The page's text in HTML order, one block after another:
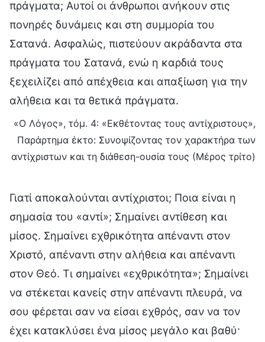
πράγματα; Αυτοί οι άνθρωποι ανήκουν στις
πονηρές δυνάμεις και στη συμμορία του
Σατανά. Ασφαλώς, πιστεύουν ακράδαντα στα
πράγματα του Σατανά, ενώ η καρδιά τους
ξεχειλίζει από απέχθεια και απαξίωση για την
αλήθεια και τα θετικά πράγματα.
«Ο Λόγος», τόμ. 4: «Εκθέτοντας τους αντίχριστους»,
Παράρτημα έκτο: Συνοψίζοντας τον χαρακτήρα των
αντίχριστων και τη διάθεση-ουσία τους (Μέρος τρίτο)
Γιατί αποκαλούνται αντίχριστοι; Ποια είναι η
σημασία του «αντί»; Σημαίνει αντίθεση και
μίσος. Σημαίνει εχθρικότητα απέναντι στον
Χριστό, απέναντι στην αλήθεια και απέναντι
στον Θεό. Τι σημαίνει «εχθρικότητα»; Σημαίνει
να στέκεται κανείς στην απέναντι πλευρά, να
σου φέρεται σαν να είσαι εχθρός, σαν να τον
έχει κατακλύσει ένα μίσος μεγάλο και βαθύ·